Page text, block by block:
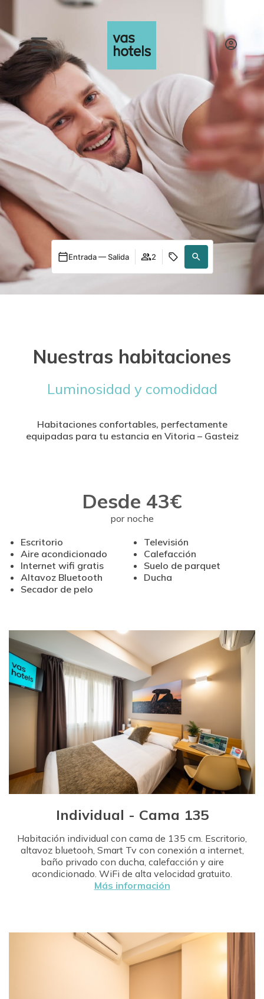
Entrada — Salida 2
Nuestras habitaciones
Luminosidad y comodidad
Habitaciones confortables, perfectamente
equipadas para tu estancia en Vitoria – Gasteiz
Desde 43€
por noche
Escritorio
Televisión
Aire acondicionado
Calefacción
Internet wifi gratis
Suelo de parquet
Altavoz Bluetooth
Ducha
Secador de pelo
Individual - Cama 135
Habitación individual con cama de 135 cm. Escritorio,
altavoz bluetooh, Smart Tv con conexión a internet,
baño privado con ducha, calefacción y aire
acondicionado. WiFi de alta velocidad gratuito.
Más información